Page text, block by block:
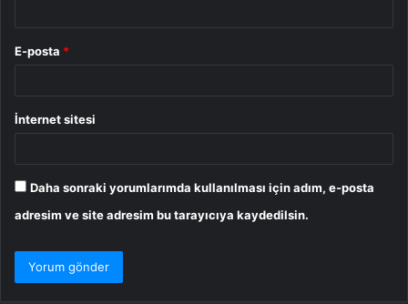
E-posta *
İnternet sitesi
Daha sonraki yorumlarımda kullanılması için adım, e-posta
adresim ve site adresim bu tarayıcıya kaydedilsin.